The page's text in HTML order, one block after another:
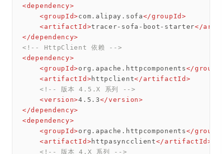
<dependency>
<groupId>com.alipay.sofa</groupId >
<artifactId >tracer-sofa-boot-starter</
</dependency>
<!-- HttpClient 依赖 -->
<dependency>
<groupId>org.apache.httpcomponents</
<artifactId >httpclient</ artifactId >
<!-- 版本 4.5.X 系列 -->
<version>4.5.3</version>
</dependency>
<dependency>
<groupId>org.apache.httpcomponents</
<artifactId >httpasyncclient</ artifactId>
<!-- 版本 4.X 系列 -->